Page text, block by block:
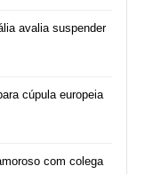
avalia suspender
cúpula europeia
com colega